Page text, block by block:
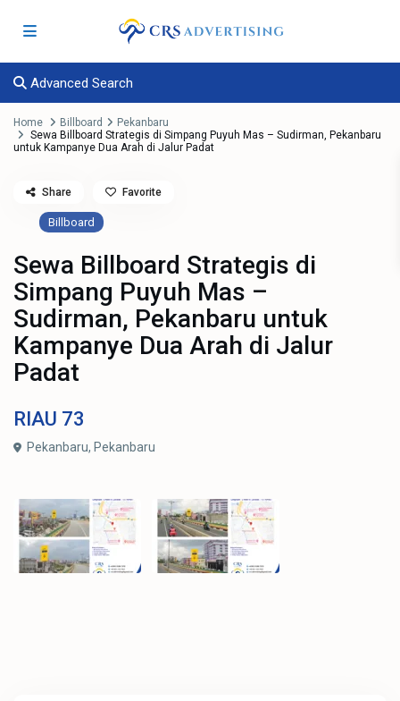
Advanced Search
Home Billboard
Pekanbaru
Sewa Billboard Strategis di Simpang Puyuh Mas – Sudirman, Pekanbaru
untuk Kampanye Dua Arah di Jalur Padat
Billboard
Sewa Billboard Strategis di
Simpang Puyuh Mas –
Sudirman, Pekanbaru untuk
Kampanye Dua Arah di Jalur
Padat
RIAU 73
Pekanbaru, Pekanbaru
Share Favorite